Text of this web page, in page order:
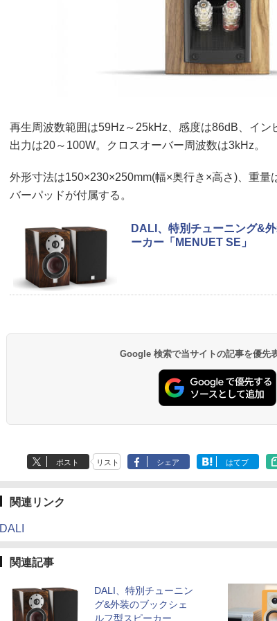
再生周波数範囲は59Hz～25kHz、感度は86dB、イ
出力は20～100W。クロスオーバー周波数は3kHz。
外形寸法は150×230×250mm(幅×奥行き×高さ)、重量
バーパッドが付属する。
DALI、特別チューニング&
ーカー「MENUET SE」
Google 検索で当サイトの記事を優先
ポスト リスト シェア はてブ
関連リンク
DALI
関連記事
DALI、特別チューニン
グ&外装のブックシェ
ルフ型スピーカー